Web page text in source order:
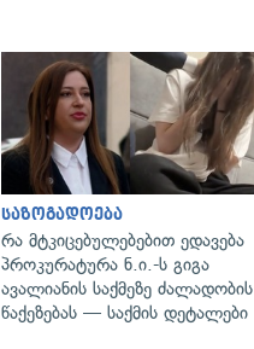
გადახედვა
საზოგადოება
რა მტკიცებულებებით ედავება
პროკურატურა ნ.ი.-ს გიგა
ავალიანის საქმეზე ძალადობის
წაქეზებას — საქმის დეტალები